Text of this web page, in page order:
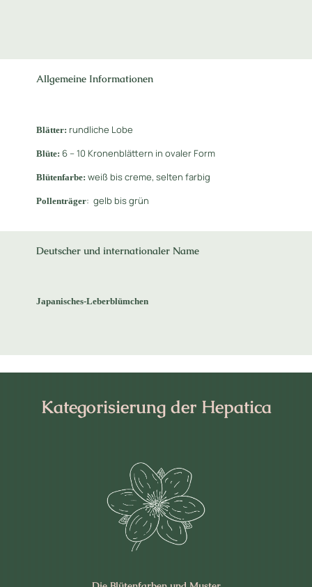
Allgemeine Informationen
Blätter: rundliche Lobe
Blüte: 6 – 10 Kronenblättern in ovaler Form
Blütenfarbe:weiß bis creme, selten farbig
Pollenträger: gelb bis grün
Deutscher und internationaler Name
Japanisches-Leberblümchen
Kategorisierung der Hepatica